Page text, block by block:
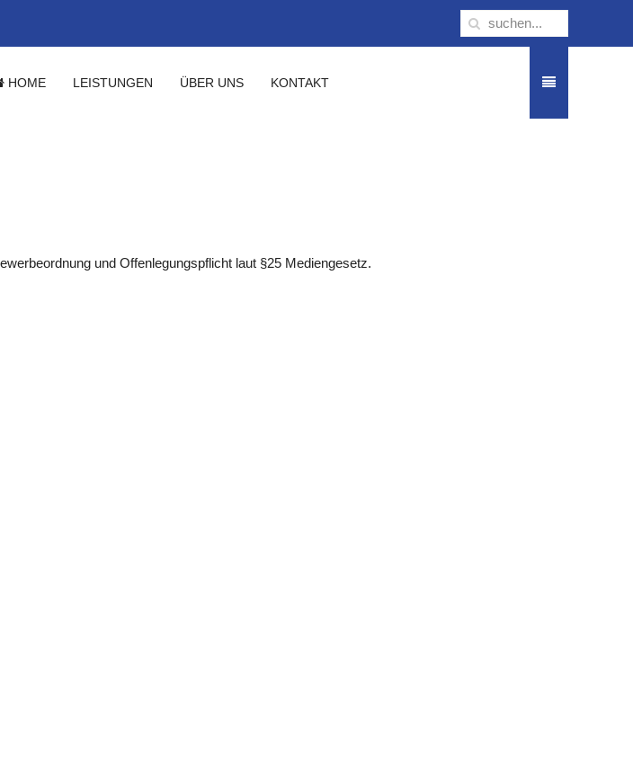
HOME LEISTUNGEN ÜBER UNS KONTAKT
und Offenlegungspflicht laut §25 Mediengesetz.